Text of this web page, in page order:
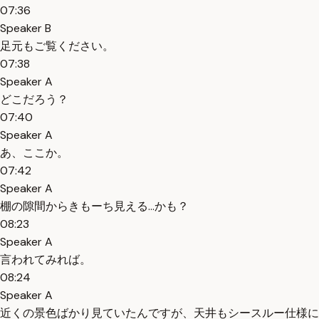
07:36
Speaker B
足元もご覧ください。
07:38
Speaker A
どこだろう？
07:40
Speaker A
あ、ここか。
07:42
Speaker A
棚の隙間からきもーち見える…かも？
08:23
Speaker A
言われてみれば。
08:24
Speaker A
近くの景色ばかり見ていたんですが、天井もシースルー仕様に